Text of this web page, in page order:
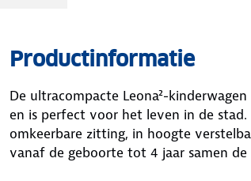
Productinformatie
De ultracompacte Leona²-
en is perfect voor het leven in de
omkeerbare zitting, in hoogte
vanaf de geboorte tot 4 jaar samen